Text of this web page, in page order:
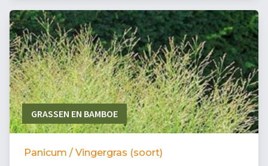
GRASSEN EN BAMBOE
Panicum / Vingergras (soort)